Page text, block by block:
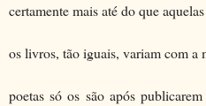
certamente mais até do que
os livros, tão iguais, variam com a
poetas só os são após